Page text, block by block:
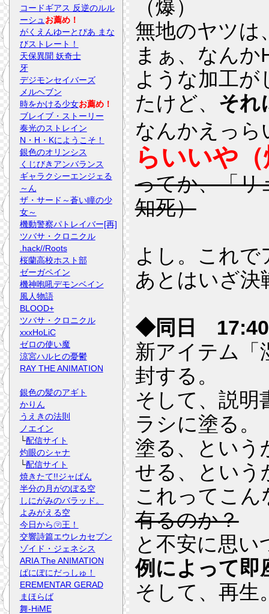
（爆）
無地のヤツは
まぁ、なん
ような加工
たけど、 それ
なんかえっら
らいいや
ってか、「リ
知死）
よし。これで
あとはいざ決
◆同日 17:40
新アイテム「
封する。
そして、説明
ラシに塗る。
塗る、という
せる、という
これってこ
有るのか？
と不安に思い
例によって即
そして、再生
コードギアス 反逆のルル
ーシュ お薦め！
がくえんゆーとぴあ まな
びストレート！
天保異聞 妖奇士
牙
デジモンセイバーズ
メルヘブン
時をかける少女お薦め！
ブレイブ・ストーリー
奏光のストレイン
N・H・Kにようこそ！
銀色のオリンシス
くじびきアンバランス
ギャラクシーエンジェる
～ん
ザ・サード～蒼い瞳の少
女～
機動警察パトレイバー[再]
ツバサ・クロニクル
.hack//Roots
桜蘭高校ホスト部
ゼーガペイン
機神咆吼デモンベイン
風人物語
BLOOD+
ツバサ・クロニクル
xxxHoLiC
ゼロの使い魔
涼宮ハルヒの憂鬱
RAY THE ANIMATION
銀色の髪のアギト
かりん
うえきの法則
ノエイン
└配信サイト
灼眼のシャナ
└配信サイト
焼きたて!!ジャぱん
半分の月がのぼる空
しにがみのバラッド。
よみがえる空
今日から㋮王！
交響詩篇エウレカセブン
ゾイド・ジェネシス
ARIA The ANIMATION
ぱにぽにだっしゅ！
EREMENTAR GERAD
まほらば
舞-HiME